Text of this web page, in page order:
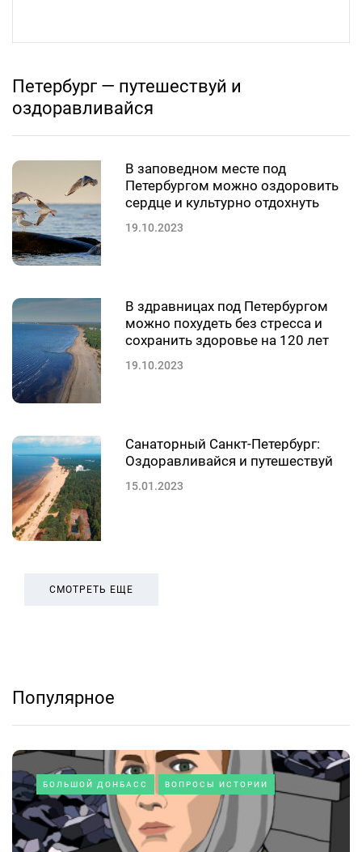
Петербург — путешествуй и
оздоравливайся
В заповедном месте под
Петербургом можно оздоровить
сердце и культурно отдохнуть
19.10.2023
В здравницах под Петербургом
можно похудеть без стресса и
сохранить здоровье на 120 лет
19.10.2023
Санаторный Санкт-Петербург:
Оздоравливайся и путешествуй
15.01.2023
СМОТРЕТЬ ЕЩЕ
Популярное
БОЛЬШОЙ ДОНБАСС ВОПРОСЫ ИСТОРИИ